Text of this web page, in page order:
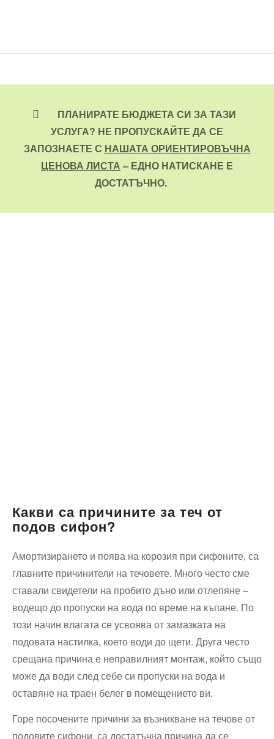
ПЛАНИРАТЕ БЮДЖЕТА СИ ЗА ТАЗИ
УСЛУГА? НЕ ПРОПУСКАЙТЕ ДА СЕ
ЗАПОЗНАЕТЕ С НАШАТА ОРИЕНТИРОВЪЧНА
ЦЕНОВА ЛИСТА– ЕДНО НАТИСКАНЕ Е
ДОСТАТЪЧНО.
Какви са причините за теч от
подов сифон?
Амортизирането и поява на корозия при сифоните, са
главните причинители на течовете. Много често сме
ставали свидетели на пробито дъно или отлепяне –
водещо до пропуски на вода по време на къпане. По
този начин влагата се усвоява от замазката на
подовата настилка, което води до щети. Друга често
срещана причина е неправилният монтаж, който също
може да води след себе си пропуски на вода и
оставяне на траен белег в помещението ви.
Горе посочените причини за възникване на течове от
подовите сифони, са достатъчна причина да се